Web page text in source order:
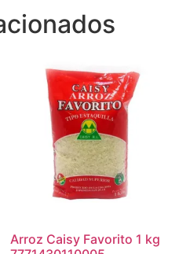
Arroz Caisy Favorito 1 kg